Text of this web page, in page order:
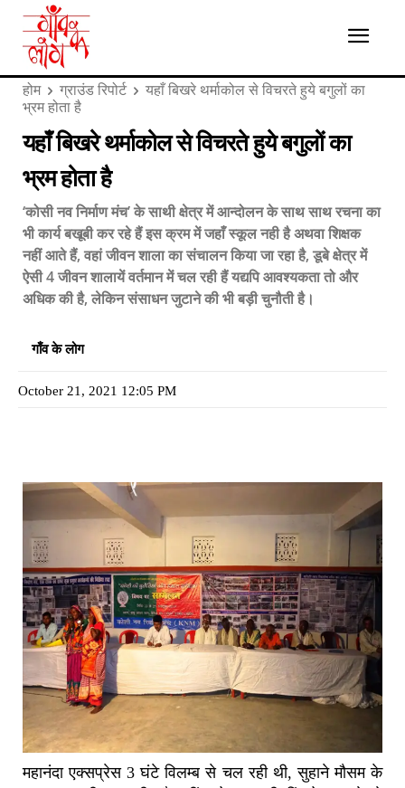
होम ग्राउंड रिपोर्ट
यहाँ बिखरे थर्माकोल से विचरते हुये बगुलों का
भ्रम होता है
यहाँ बिखरे थर्माकोल से विचरते हुये बगुलों का
भ्रम होता है
‘कोसी नव निर्माण मंच’ के साथी क्षेत्र में आन्दोलन के साथ साथ रचना का
भी कार्य बखूबी कर रहे हैं इस क्रम में जहाँ स्कूल नही है अथवा शिक्षक
नहीं आते हैं, वहां जीवन शाला का संचालन किया जा रहा है, डूबे क्षेत्र में
ऐसी 4 जीवन शालायें वर्तमान में चल रही हैं यद्यपि आवश्यकता तो और
अधिक की है, लेकिन संसाधन जुटाने की भी बड़ी चुनौती है।
गाँव के लोग
October 21, 2021 12:05 PM
महानंदा एक्सप्रेस 3 घंटे विलम्ब से चल रही थी, सुहाने मौसम के